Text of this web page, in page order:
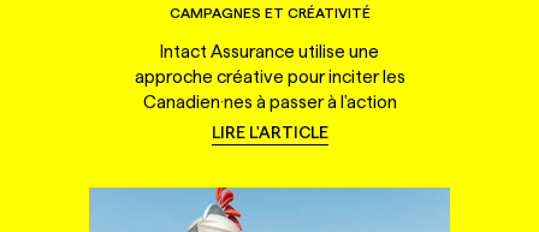
CAMPAGNES ET CRÉATIVITÉ
Intact Assurance utilise une
approche créative pour inciter les
Canadien·nes à passer à l'action
LIRE L'ARTICLE